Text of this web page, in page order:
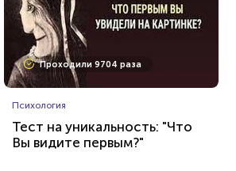
Проходили 605 раз
Тест о редких животных
Проходили 9704 раза
Психология
Тест на уникальность: "Что
Вы видите первым?"